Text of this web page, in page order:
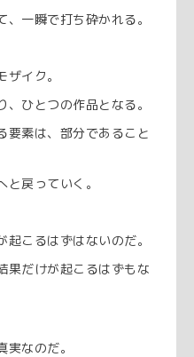
一瞬で打ち砕かれる。
イク。
ひとつの作品となる。
要素は、部分であること
戻っていく。
こるはずはないのだ。
果だけが起こるはずもな
なのだ。